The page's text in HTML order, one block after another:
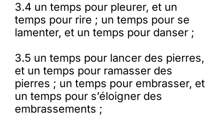
3.4 un temps pour pleurer, et un
temps pour rire ; un temps pour se
lamenter, et un temps pour danser ;
3.5 un temps pour lancer des pierres,
et un temps pour ramasser des
pierres ; un temps pour embrasser, et
un temps pour s’éloigner des
embrassements ;